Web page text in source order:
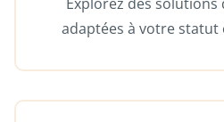
adaptées à votre statut